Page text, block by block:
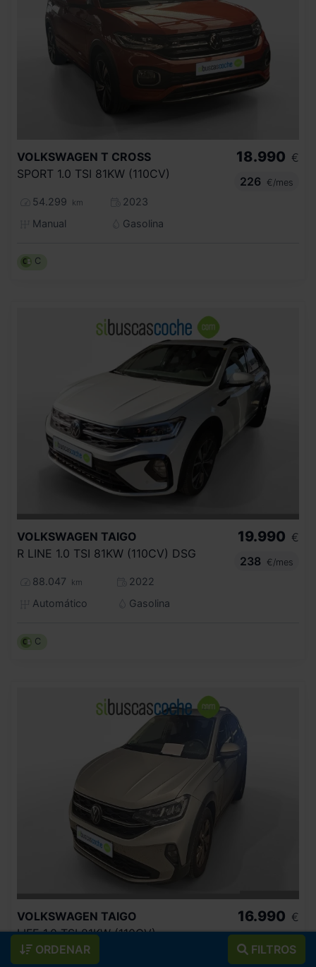
ORDENAR FILTROS
VOLKSWAGEN T CROSS
SPORT 1.0 TSI 81KW (110CV)
54.299 km
2023
Manual
Gasolina
18.990 €
226
€/mes
C
VOLKSWAGEN TAIGO
R LINE 1.0 TSI 81KW (110CV) DSG
88.047 km
2022
Automático
Gasolina
19.990 €
238
€/mes
C
VOLKSWAGEN TAIGO
LIFE 1.0 TSI 81KW (110CV)
81.335 km
16.990 €
202